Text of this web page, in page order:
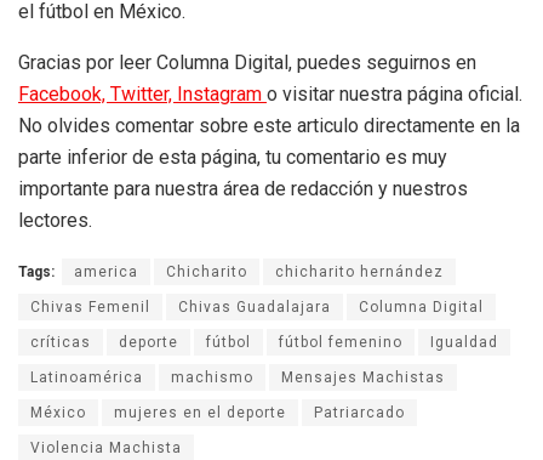
el fútbol en México.
Gracias por leer Columna Digital, puedes seguirnos en
Facebook, Twitter, Instagram o visitar nuestra página oficial.
No olvides comentar sobre este articulo directamente en la
parte inferior de esta página, tu comentario es muy
importante para nuestra área de redacción y nuestros
lectores.
Tags: america Chicharito chicharito hernández
Chivas Femenil Chivas Guadalajara Columna Digital
críticas deporte fútbol fútbol femenino Igualdad
Latinoamérica machismo Mensajes Machistas
México mujeres en el deporte Patriarcado
Violencia Machista